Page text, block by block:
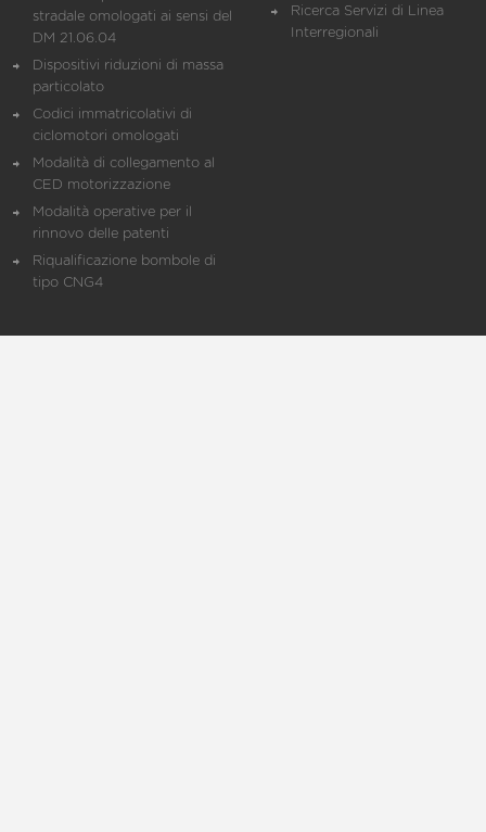
stradale omologati ai sensi del
DM 21.06.04
Dispositivi riduzioni di massa
particolato
Codici immatricolativi di
ciclomotori omologati
Modalità di collegamento al
CED motorizzazione
Modalità operative per il
rinnovo delle patenti
Riqualificazione bombole di
tipo CNG4
Ricerca Servizi di Linea
Interregionali